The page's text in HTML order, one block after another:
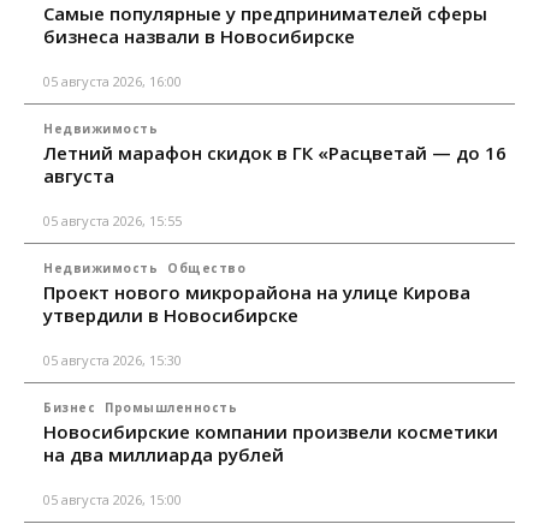
Самые популярные у предпринимателей сферы
бизнеса назвали в Новосибирске
05 августа 2026, 16:00
Недвижимость
Летний марафон скидок в ГК «Расцветай — до 16
августа
05 августа 2026, 15:55
Недвижимость Общество
Проект нового микрорайона на улице Кирова
утвердили в Новосибирске
05 августа 2026, 15:30
Бизнес Промышленность
Новосибирские компании произвели косметики
на два миллиарда рублей
05 августа 2026, 15:00